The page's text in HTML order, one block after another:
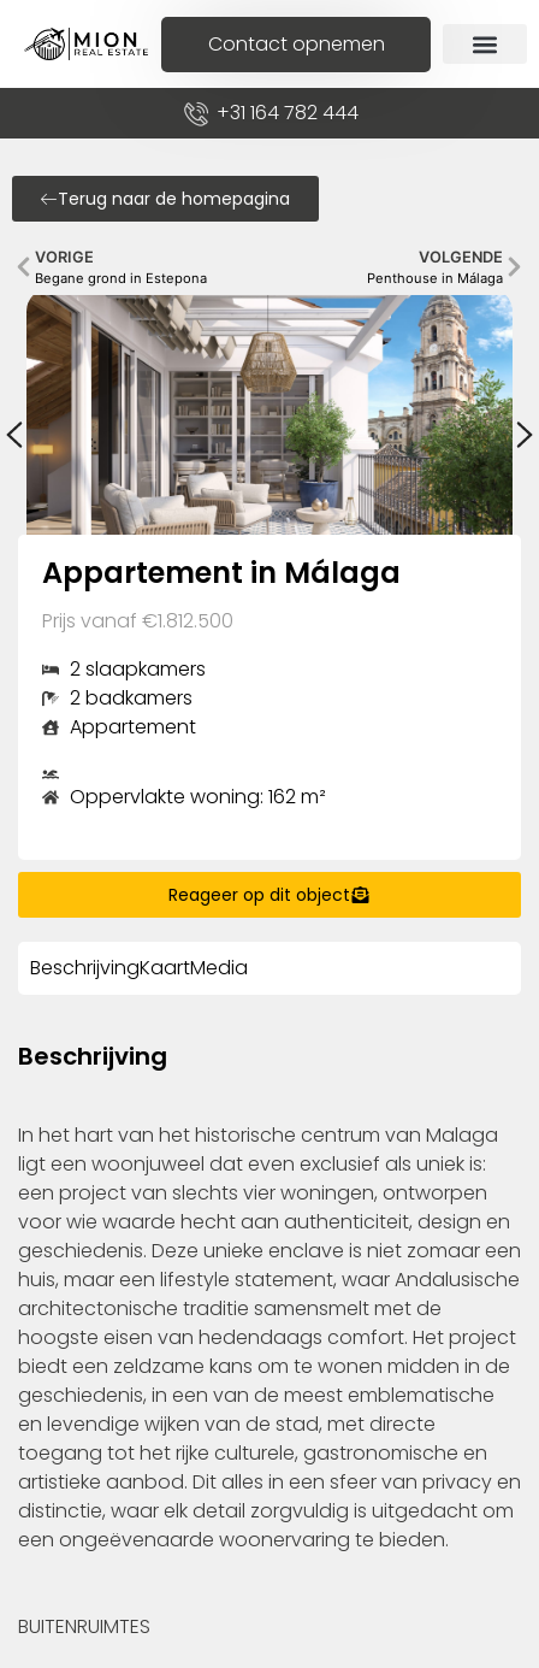
Contact opnemen
+31 164 782 444
Terug naar de homepagina
VORIGE
Begane grond in Estepona
VOLGENDE
Penthouse in Málaga
Appartement in Málaga
Prijs vanaf €1.812.500
2 slaapkamers
2 badkamers
Appartement
Oppervlakte woning: 162 m²
Reageer op dit object
BeschrijvingKaartMedia
Beschrijving
In het hart van het historische centrum van Malaga
ligt een woonjuweel dat even exclusief als uniek is:
een project van slechts vier woningen, ontworpen
voor wie waarde hecht aan authenticiteit, design en
geschiedenis. Deze unieke enclave is niet zomaar een
huis, maar een lifestyle statement, waar Andalusische
architectonische traditie samensmelt met de
hoogste eisen van hedendaags comfort. Het project
biedt een zeldzame kans om te wonen midden in de
geschiedenis, in een van de meest emblematische
en levendige wijken van de stad, met directe
toegang tot het rijke culturele, gastronomische en
artistieke aanbod. Dit alles in een sfeer van privacy en
distinctie, waar elk detail zorgvuldig is uitgedacht om
een ongeëvenaarde woonervaring te bieden.
BUITENRUIMTES